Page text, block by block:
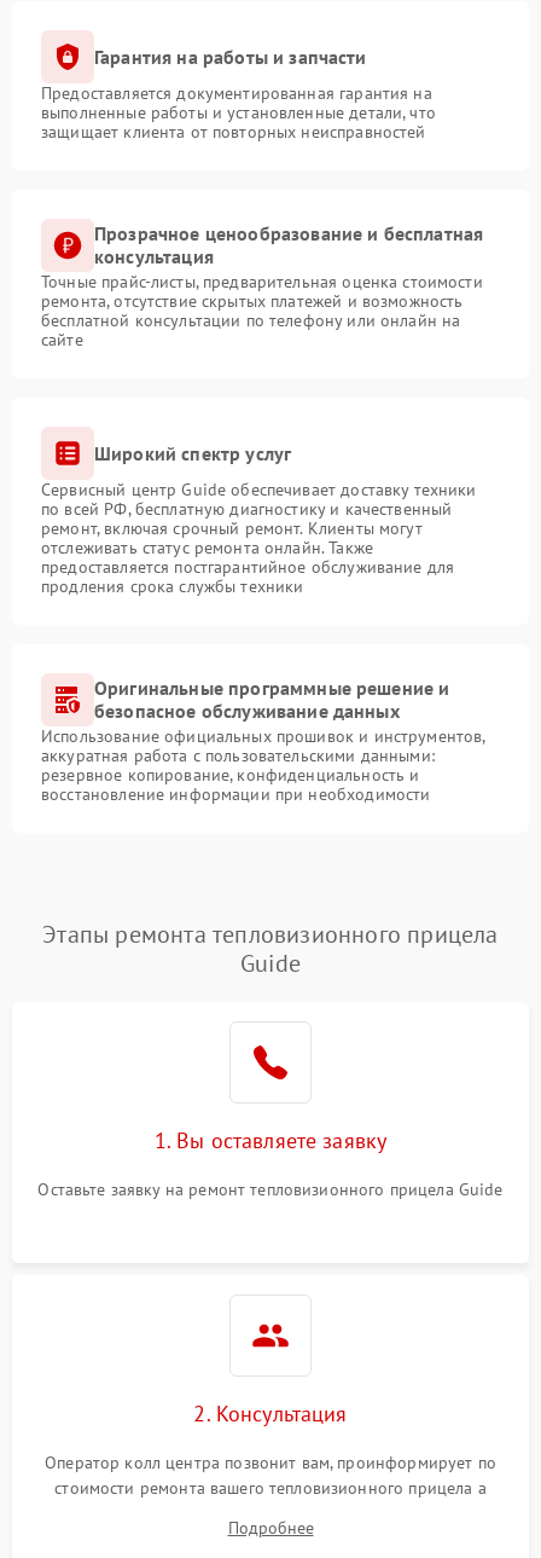
Гарантия на работы и запчасти
Предоставляется документированная гарантия на
выполненные работы и установленные детали, что
защищает клиента от повторных неисправностей
Прозрачное ценообразование и бесплатная
консультация
Точные прайс-листы, предварительная оценка стоимости
ремонта, отсутствие скрытых платежей и возможность
бесплатной консультации по телефону или онлайн на
сайте
Широкий спектр услуг
Сервисный центр Guide обеспечивает доставку техники
по всей РФ, бесплатную диагностику и качественный
ремонт, включая срочный ремонт. Клиенты могут
отслеживать статус ремонта онлайн. Также
предоставляется постгарантийное обслуживание для
продления срока службы техники
Оригинальные программные решение и
безопасное обслуживание данных
Использование официальных прошивок и инструментов,
аккуратная работа с пользовательскими данными:
резервное копирование, конфиденциальность и
восстановление информации при необходимости
Этапы ремонта тепловизионного прицела
Guide
1. Вы оставляете заявку
Оставьте заявку на ремонт тепловизионного прицела Guide
2. Консультация
Оператор колл центра позвонит вам, проинформирует по
стоимости ремонта вашего тепловизионного прицела а
Подробнее